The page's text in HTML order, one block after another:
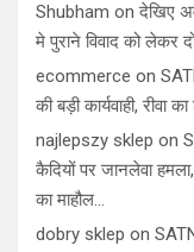
Shubham onदेखिए
मे पुराने विवाद को लेकर
ecommerce on
की बड़ी कार्यवाही, रीवा
najlepszy sklep on
कैदियों पर जानलेवा
का माहौल…
dobry sklep on